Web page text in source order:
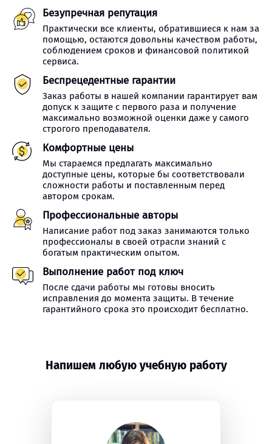
Безупречная репутация
Практически все клиенты, обратившиеся к нам за
помощью, остаются довольны качеством работы,
соблюдением сроков и финансовой политикой
сервиса.
Беспрецедентные гарантии
Заказ работы в нашей компании гарантирует вам
допуск к защите с первого раза и получение
максимально возможной оценки даже у самого
строгого преподавателя.
Комфортные цены
Мы стараемся предлагать максимально
доступные цены, которые бы соответствовали
сложности работы и поставленным перед
автором срокам.
Профессиональные авторы
Написание работ под заказ занимаются только
профессионалы в своей отрасли знаний с
богатым практическим опытом.
Выполнение работ под ключ
После сдачи работы мы готовы вносить
исправления до момента защиты. В течение
гарантийного срока это происходит бесплатно.
Напишем любую учебную работу